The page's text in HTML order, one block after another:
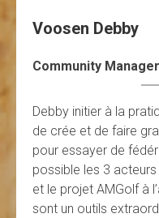
Voosen Debby
Community Manager
Debby initier à la
de crée et de faire
pour essayer de
possible les 3
et le projet AMGolf à
sont un outils